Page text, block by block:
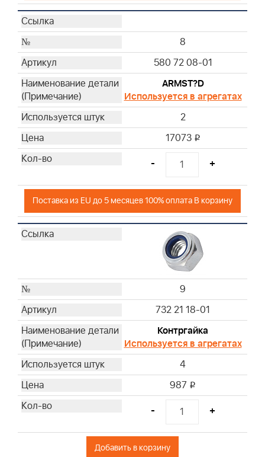
8
580 72 08-01
ARMST?D
Используется в агрегатах
2
17073 i
- +
Поставка из EU до 5 месяцев 100% оплата В корзину
9
732 21 18-01
Контргайка
Используется в агрегатах
4
987 i
- +
Добавить в корзину